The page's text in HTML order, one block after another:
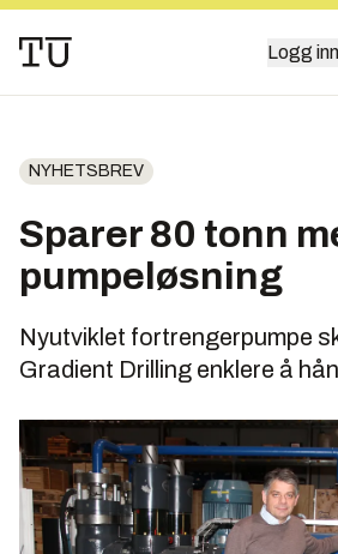
Logg inn
NYHETSBREV
Sparer 80 tonn
pumpeløsning
Nyutviklet fortrengerpumpe
Gradient Drilling enklere å